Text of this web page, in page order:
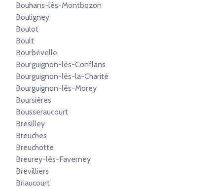
Bouhans-lès-Montbozon
Bouligney
Boulot
Boult
Bourbévelle
Bourguignon-lès-Conflans
Bourguignon-lès-la-Charité
Bourguignon-lès-Morey
Boursières
Bousseraucourt
Bresilley
Breuches
Breuchotte
Breurey-lès-Faverney
Brevilliers
Briaucourt